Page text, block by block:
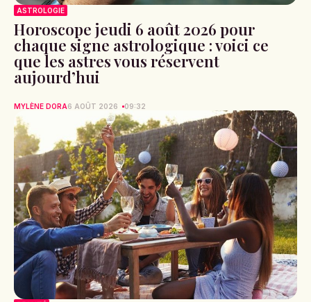
ASTROLOGIE
Horoscope jeudi 6 août 2026 pour
chaque signe astrologique : voici ce
que les astres vous réservent
aujourd’hui
MYLÈNE DORA6 AOÛT 2026 09:32